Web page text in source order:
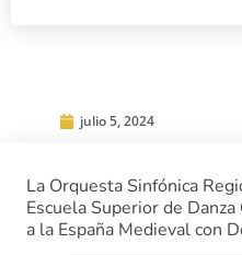
julio 5, 2024
La Orquesta Sinfónica
Escuela Superior de
a la España Medieval con